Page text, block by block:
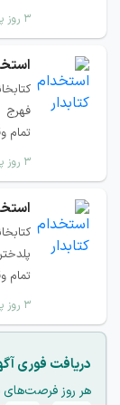
۳ روز پیش
فهرج
تمام
۳ روز پیش
تمام
۳ روز پیش
دریافت فوری
هر روز فرصت‌های